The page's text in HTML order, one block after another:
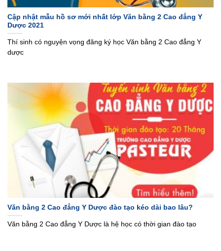
Cập nhật mẫu hồ sơ mới nhất lớp Văn bằng 2 Cao đẳng Y
Dược 2021
Thí sinh có nguyện vọng đăng ký học Văn bằng 2 Cao đẳng Y
dược
Văn bằng 2 Cao đẳng Y Dược đào tạo kéo dài bao lâu?
Văn bằng 2 Cao đẳng Y Dược là hệ học có thời gian đào tạo